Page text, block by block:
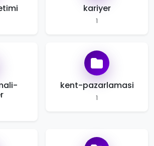
kariyer
1
kent-pazarlamasi
1